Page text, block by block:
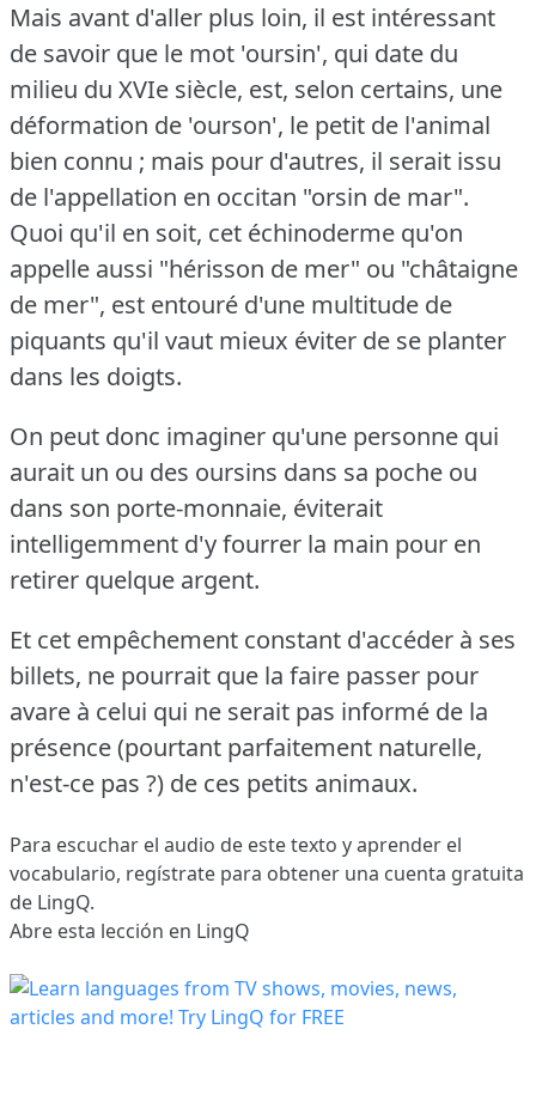
Mais avant d'aller plus loin, il est intéressant
de savoir que le mot 'oursin', qui date du
milieu du XVIe siècle, est, selon certains, une
déformation de 'ourson', le petit de l'animal
bien connu ; mais pour d'autres, il serait issu
de l'appellation en occitan "orsin de mar".
Quoi qu'il en soit, cet échinoderme qu'on
appelle aussi "hérisson de mer" ou "châtaigne
de mer", est entouré d'une multitude de
piquants qu'il vaut mieux éviter de se planter
dans les doigts.
On peut donc imaginer qu'une personne qui
aurait un ou des oursins dans sa poche ou
dans son porte-monnaie, éviterait
intelligemment d'y fourrer la main pour en
retirer quelque argent.
Et cet empêchement constant d'accéder à ses
billets, ne pourrait que la faire passer pour
avare à celui qui ne serait pas informé de la
présence (pourtant parfaitement naturelle,
n'est-ce pas ?) de ces petits animaux.
Para escuchar el audio de este texto y aprender el
vocabulario, regístrate para obtener una cuenta gratuita
de LingQ.
Abre esta lección en LingQ